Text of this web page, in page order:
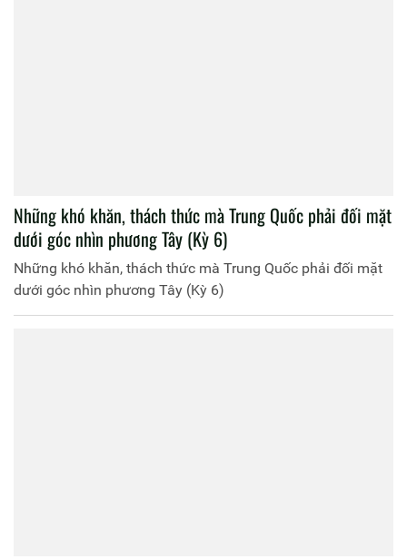
Những khó khăn, thách thức mà Trung Quốc phải đối mặt
dưới góc nhìn phương Tây (Kỳ 6)
Những khó khăn, thách thức mà Trung Quốc phải đối mặt
dưới góc nhìn phương Tây (Kỳ 6)